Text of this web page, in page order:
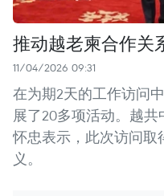
推动越老柬合作关
11/04/2026 09:31
在为期2天的工作访问
展了20多项活动。越
怀忠表示，此次访问
义。